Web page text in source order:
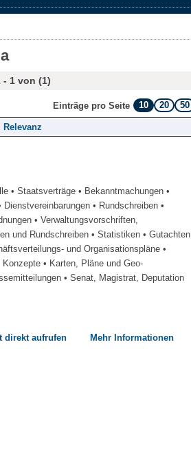
- 1 von (1)
Einträge pro Seite 10 20 50
Relevanz
• Staatsverträge • Bekanntmachungen •
Dienstvereinbarungen • Rundschreiben •
• Verwaltungsvorschriften,
und Rundschreiben • Statistiken • Gutachten
und Organisationspläne •
Konzepte • Karten, Pläne und Geo-
• Senat, Magistrat, Deputation
direkt aufrufen Mehr Informationen